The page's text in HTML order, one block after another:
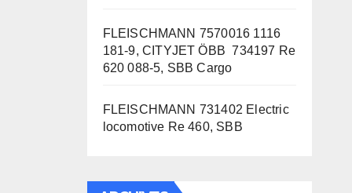
FLEISCHMANN 7570016 1116
181-9, CITYJET ÖBB 734197 Re
620 088-5, SBB Cargo
FLEISCHMANN 731402 Electric
locomotive Re 460, SBB